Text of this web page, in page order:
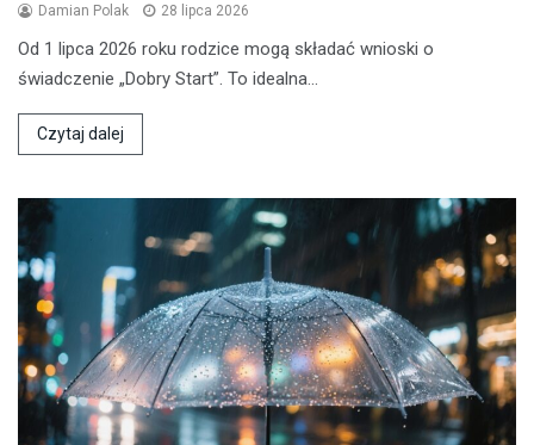
Damian Polak 28 lipca 2026
Od 1 lipca 2026 roku rodzice mogą składać wnioski o
świadczenie „Dobry Start”. To idealna…
Czytaj dalej